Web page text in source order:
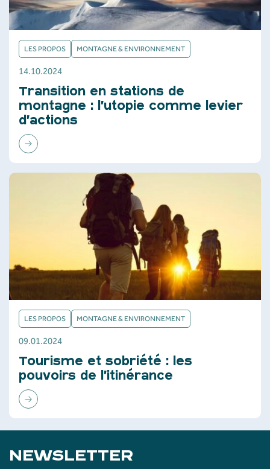
LES PROPOS MONTAGNE & ENVIRONNEMENT
14.10.2024
Transition en stations de
montagne : l’utopie comme levier
d’actions
LES PROPOS MONTAGNE & ENVIRONNEMENT
09.01.2024
Tourisme et sobriété : les
pouvoirs de l’itinérance
NEWSLETTER